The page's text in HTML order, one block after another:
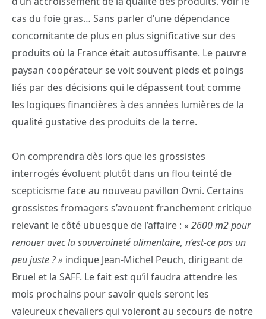
cas du foie gras… Sans parler d’une dépendance
concomitante de plus en plus significative sur des
produits où la France était autosuffisante. Le pauvre
paysan coopérateur se voit souvent pieds et poings
liés par des décisions qui le dépassent tout comme
les logiques financières à des années lumières de la
qualité gustative des produits de la terre.
On comprendra dès lors que les grossistes
interrogés évoluent plutôt dans un flou teinté de
scepticisme face au nouveau pavillon Ovni. Certains
grossistes fromagers s’avouent franchement critique
relevant le côté ubuesque de l’affaire : « 2600 m2 pour
renouer avec la souveraineté alimentaire, n’est-ce pas un
peu juste ? » indique Jean-Michel Peuch, dirigeant de
Bruel et la SAFF. Le fait est qu’il faudra attendre les
mois prochains pour savoir quels seront les
valeureux chevaliers qui voleront au secours de notre